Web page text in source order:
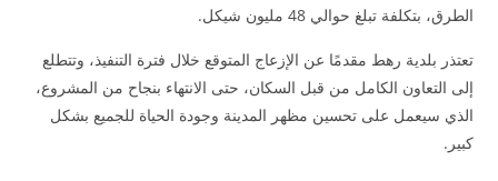
الطرق، بتكلفة تبلغ حوالي 48 مليون شيكل.
تعتذر بلدية رهط مقدمًا عن الإزعاج المتوقع خلال فترة التنفيذ، وتتطلع
إلى التعاون الكامل من قبل السكان، حتى الانتهاء بنجاح من المشروع،
الذي سيعمل على تحسين مظهر المدينة وجودة الحياة للجميع بشكل
كبير.